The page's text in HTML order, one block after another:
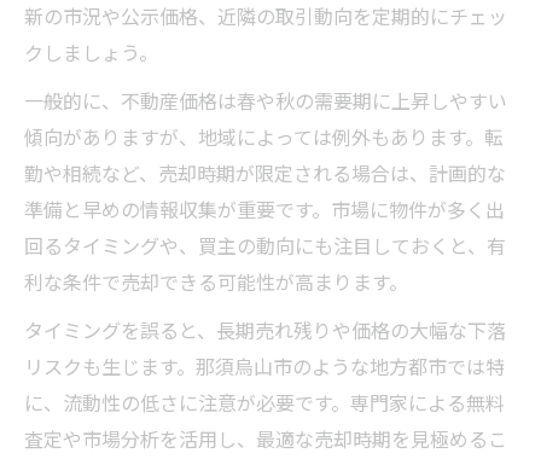
新の市況や公示価格、近隣の取引動向を定期的にチェッ
クしましょう。
一般的に、不動産価格は春や秋の需要期に上昇しやすい
傾向がありますが、地域によっては例外もあります。転
勤や相続など、売却時期が限定される場合は、計画的な
準備と早めの情報収集が重要です。市場に物件が多く出
回るタイミングや、買主の動向にも注目しておくと、有
利な条件で売却できる可能性が高まります。
タイミングを誤ると、長期売れ残りや価格の大幅な下落
リスクも生じます。那須烏山市のような地方都市では特
に、流動性の低さに注意が必要です。専門家による無料
査定や市場分析を活用し、最適な売却時期を見極めるこ